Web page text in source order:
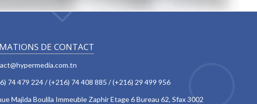
DE CONTACT
74 479 224 / (+216) 74 408 885 / (+216) 29 499 956
Majida Boulila Immeuble Zaphir Etage 6 Bureau 62, Sfax 3002